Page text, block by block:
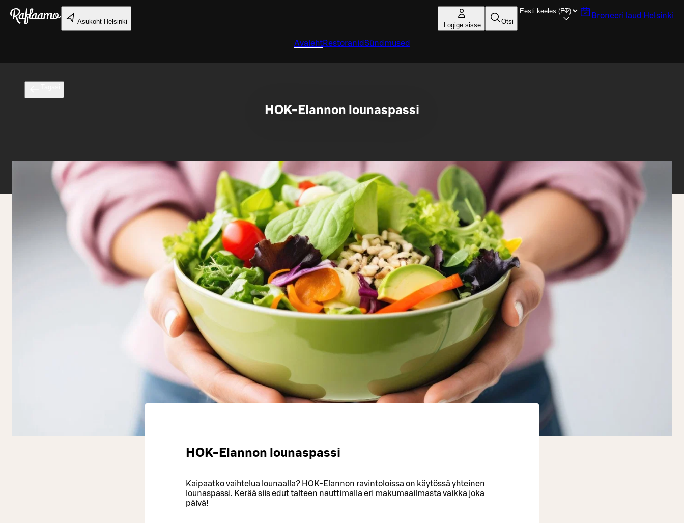
Liigu peamise sisu juurde
Asukoht Helsinki Logige sisse Otsi
Broneeri laud Helsinki
AvalehtRestoranidSündmused
HOK-Elannon lounaspassi
HOK-Elannon lounaspassi
Kaipaatko vaihtelua lounaalla? HOK-Elannon ravintoloissa on käytössä yhteinen
lounaspassi. Kerää siis edut talteen nauttimalla eri makumaailmasta vaikka joka
päivä!